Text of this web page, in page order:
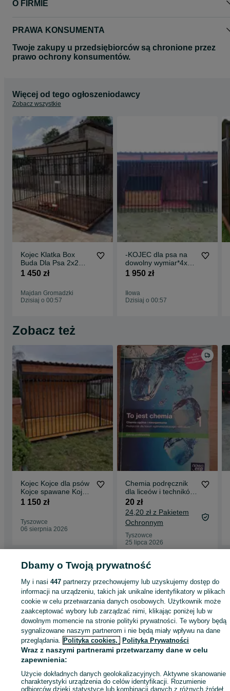
O FIRMIE
PRAWA KONSUMENTA
Twoje zakupy u przedsiębiorców są chronione przez
prawo ochrony konsumentów.
Więcej od tego ogłoszeniodawcy
Zobacz wszystkie
Kojec Klatka Box
Buda Dla Psa 2x2
Szybko Tanio Solidnie
1 450 zł
Majdan Gromadzki
Dzisiaj o 00:57
-KOJEC dla psa na
dowolny wymiar*4x2*
!1 950 zł
Iłowa
Dzisiaj o 00:57
Zobacz też
Kojec Kojce dla psów
Kojce spawane Kojce
metalowe Kojce
1 150 zł
Tyszowce
06 sierpnia 2026
Chemia podręcznik
dla liceów i techników
1
20 zł
24,20 zł z Pakietem
Ochronnym
Tyszowce
25 lipca 2026
Strona główna Zwierzęta Akcesoria dla zwierząt Akcesoria dla psów
Budy
Budy - Lubelskie
Budy - Tyszowce
KATEGORIA
ID:642319474 Wyświetlenia:
Zadzwoń / SMS Wyślij wiadomość
Dbamy o Twoją prywatność
My i nasi447 partnerzy przechowujemy lub uzyskujemy dostęp do
informacji na urządzeniu, takich jak unikalne identyfikatory w plikach
cookie w celu przetwarzania danych osobowych. Użytkownik może
zaakceptować wybory lub zarządzać nimi, klikając poniżej lub w
dowolnym momencie na stronie polityki prywatności. Te wybory będą
sygnalizowane naszym partnerom i nie będą miały wpływu na dane
przeglądania. Polityka cookies, Polityka Prywatności
Wraz z naszymi partnerami przetwarzamy dane w celu
zapewnienia:
Użycie dokładnych danych geolokalizacyjnych. Aktywne skanowanie
charakterystyki urządzenia do celów identyfikacji. Rozumienie
odbiorców dzięki statystyce lub kombinacji danych z różnych źródeł.